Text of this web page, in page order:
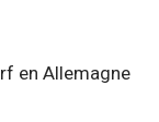
en Allemagne